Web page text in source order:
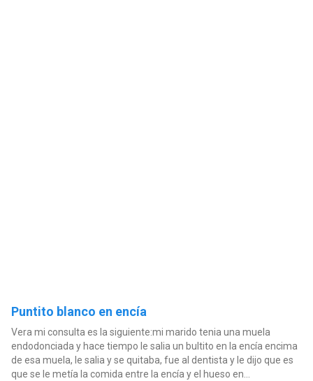
Puntito blanco en encía
Vera mi consulta es la siguiente:mi marido tenia una muela
endodonciada y hace tiempo le salia un bultito en la encía encima
de esa muela, le salia y se quitaba, fue al dentista y le dijo que es
que se le metía la comida entre la encía y el hueso en...